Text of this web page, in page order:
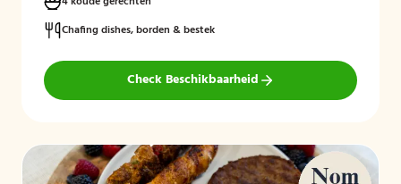
Chafing dishes, borden & bestek
Check Beschikbaarheid